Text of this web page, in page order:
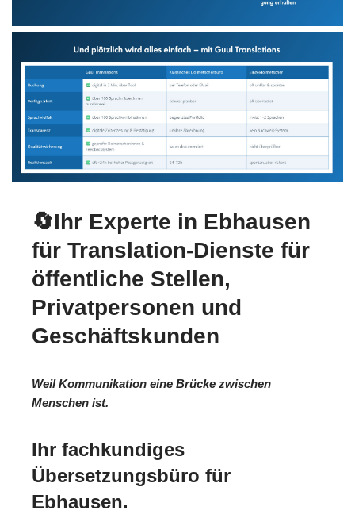
🔄Ihr Experte in Ebhausen
für Translation-Dienste für
öffentliche Stellen,
Privatpersonen und
Geschäftskunden
Weil Kommunikation eine Brücke zwischen
Menschen ist.
Ihr fachkundiges
Übersetzungsbüro für
Ebhausen.